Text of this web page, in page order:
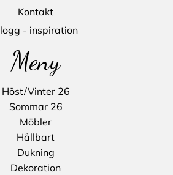
Kontakt
- inspiration
Meny
Höst/Vinter 26
Sommar 26
Möbler
Hållbart
Dukning
Dekoration